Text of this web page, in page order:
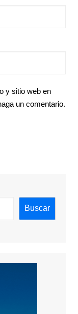
y sitio web en
un comentario.
Buscar